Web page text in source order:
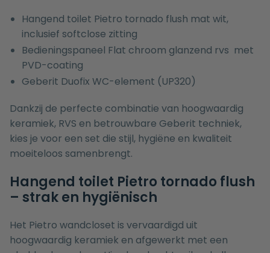
Hangend toilet Pietro tornado flush mat wit,
inclusief softclose zitting
Bedieningspaneel Flat chroom glanzend rvs met
PVD-coating
Geberit Duofix WC-element (UP320)
Dankzij de perfecte combinatie van hoogwaardig
keramiek, RVS en betrouwbare Geberit techniek,
kies je voor een set die stijl, hygiëne en kwaliteit
moeiteloos samenbrengt.
Hangend toilet Pietro tornado flush
– strak en hygiënisch
Het Pietro wandcloset is vervaardigd uit
hoogwaardig keramiek en afgewerkt met een